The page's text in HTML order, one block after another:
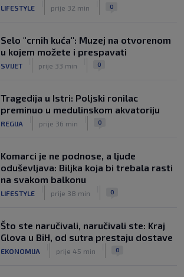
LIFESTYLE prije 32 min 0
Selo "crnih kuća": Muzej na otvorenom
u kojem možete i prespavati
SVIJET prije 33 min 0
Tragedija u Istri: Poljski ronilac
preminuo u medulinskom akvatoriju
REGIJA prije 36 min 0
Komarci je ne podnose, a ljude
oduševljava: Biljka koja bi trebala rasti
na svakom balkonu
LIFESTYLE prije 38 min 0
Što ste naručivali, naručivali ste: Kraj
Glova u BiH, od sutra prestaju dostave
EKONOMIJA prije 45 min 0